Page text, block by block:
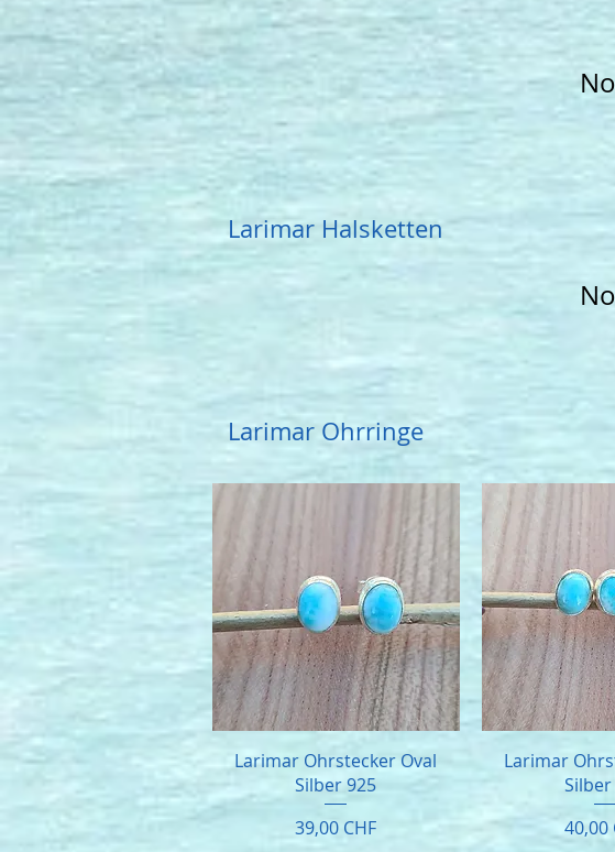
Larimar Halsketten
Larimar Ohrringe
Larimar Ohrstecker Oval
Silber 925
Preis
39,00 CHF
Larimar
Preis
40,00